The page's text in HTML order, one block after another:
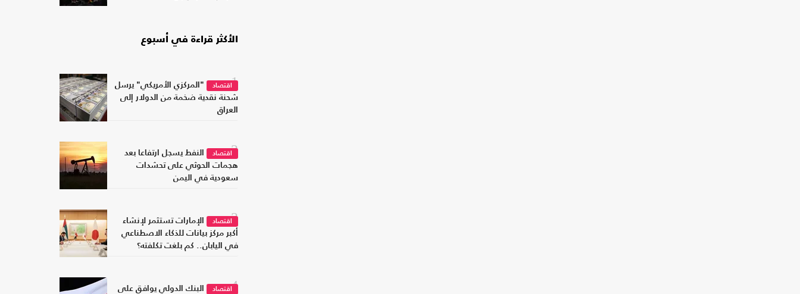
الأكثر قراءة في أسبوع
1اقتصاد
"المركزي الأمريكي" يرسل
شحنة نقدية ضخمة من الدولار إلى
العراق
2اقتصاد
النفط يسجل ارتفاعا بعد
هجمات الحوثي على تحشدات
سعودية في اليمن
3اقتصاد
الإمارات تستثمر لإنشاء
أكبر مركز بيانات للذكاء الاصطناعي
في اليابان.. كم بلغت تكلفته؟
4اقتصاد البنك الدولي يوافق على